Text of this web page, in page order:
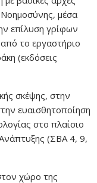
μέσα
επίλυση γρίφων
το εργαστήριο
(εκδόσεις
σκέψης, στην
ευαισθητοποίηση
στο πλαίσιο
(ΣΒΑ 4, 9,
χώρο της